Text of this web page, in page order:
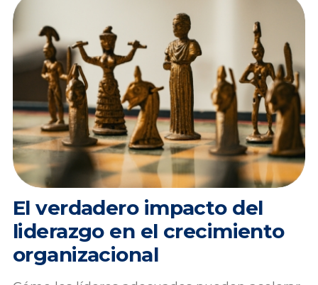
El verdadero impacto del
liderazgo en el crecimiento
organizacional